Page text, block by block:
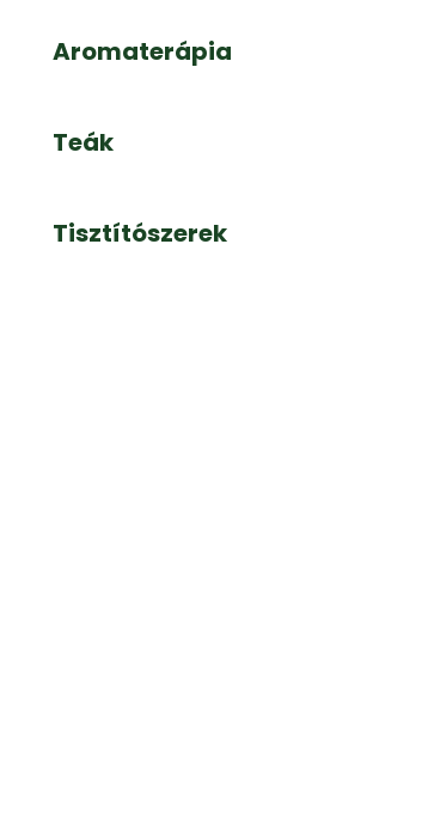
Aromaterápia
Teák
Tisztítószerek